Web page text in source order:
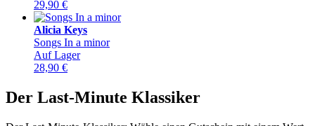
29,90 €
Alicia Keys
Songs In a minor
Auf Lager
28,90 €
Der Last-Minute Klassiker